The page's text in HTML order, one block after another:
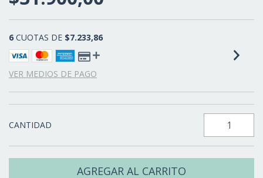
6 CUOTAS DE $7.233,86
VER MEDIOS DE PAGO
CANTIDAD